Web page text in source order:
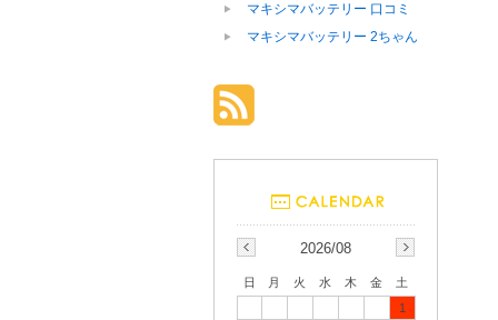
マキシマバッテリー 口コミ
マキシマバッテリー 2ちゃん
2026/08
日 月 火 水 木 金
土
1